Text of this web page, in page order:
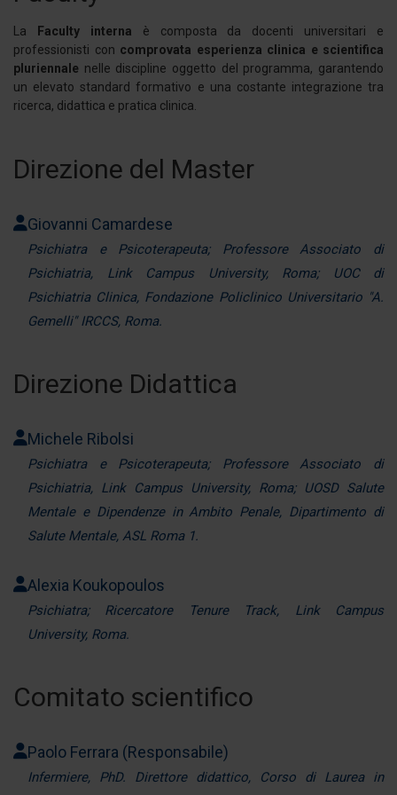
dalla Dichiarazione sui cookie.
Utilizziamo i cookie per personalizzare contenuti ed
annunci, per fornire funzionalità dei social media e per
analizzare il nostro traffico. Condividiamo inoltre
pubblicità e social media, i quali potrebbero combinarle
raccolto dal suo utilizzo dei loro servizi.
La Faculty interna è composta da docenti universitari e
professionisti con comprovata esperienza clinica e scientifica
pluriennale nelle discipline oggetto del programma, garantendo
un elevato standard formativo e una costante integrazione tra
ricerca, didattica e pratica clinica.
Direzione del Master
Giovanni Camardese
Psichiatra e Psicoterapeuta; Professore Associato di
Psichiatria, Link Campus University, Roma; UOC di
Psichiatria Clinica, Fondazione Policlinico Universitario "A.
Gemelli" IRCCS, Roma.
Direzione Didattica
Michele Ribolsi
Psichiatra e Psicoterapeuta; Professore Associato di
Psichiatria, Link Campus University, Roma; UOSD Salute
Mentale e Dipendenze in Ambito Penale, Dipartimento di
Salute Mentale, ASL Roma 1.
Alexia Koukopoulos
Psichiatra; Ricercatore Tenure Track, Link Campus
University, Roma.
Comitato scientifico
Paolo Ferrara (Responsabile)
Infermiere, PhD. Direttore didattico, Corso di Laurea in